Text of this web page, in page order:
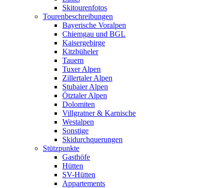
Skitourenfotos
Tourenbeschreibungen
Bayerische Voralpen
Chiemgau und BGL
Kaisergebirge
Kitzbüheler
Tauern
Tuxer Alpen
Zillertaler Alpen
Stubaier Alpen
Ötztaler Alpen
Dolomiten
Villgratner & Karnische
Westalpen
Sonstige
Skidurchquerungen
Stützpunkte
Gasthöfe
Hütten
SV-Hütten
Appartements